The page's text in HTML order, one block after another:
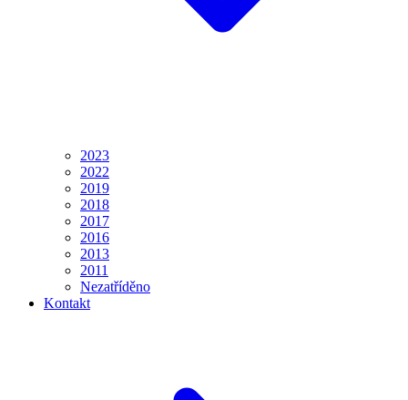
2023
2022
2019
2018
2017
2016
2013
2011
Nezatříděno
Kontakt